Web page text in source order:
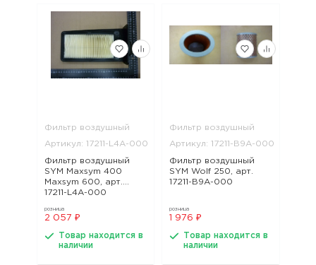
Фильтр воздушный
Артикул: 17211-L4A-000
Фильтр воздушный
SYM Maxsym 400
Maxsym 600, арт.
17211-L4A-000
розница
2 057 ₽
Товар находится в
наличии
Фильтр воздушный
Артикул: 17211-B9A-000
Фильтр воздушный
SYM Wolf 250, арт.
17211-B9A-000
розница
1 976 ₽
Товар находится в
наличии